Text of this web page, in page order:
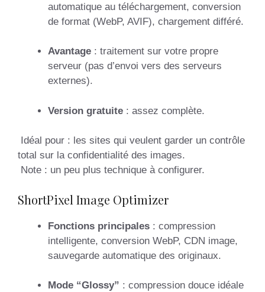
automatique au téléchargement, conversion
de format (WebP, AVIF), chargement différé.
Avantage : traitement sur votre propre
serveur (pas d’envoi vers des serveurs
externes).
Version gratuite : assez complète.
Idéal pour : les sites qui veulent garder un contrôle
total sur la confidentialité des images.
Note : un peu plus technique à configurer.
ShortPixel Image Optimizer
Fonctions principales : compression
intelligente, conversion WebP, CDN image,
sauvegarde automatique des originaux.
Mode “Glossy” : compression douce idéale